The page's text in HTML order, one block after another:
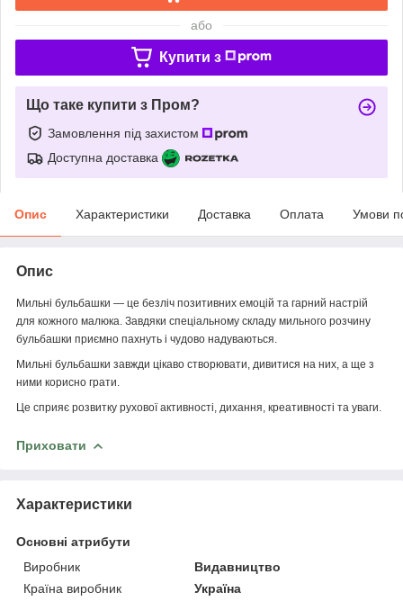
або
Купити з
Що таке купити з Пром?
Замовлення під захистом
Доступна доставка
Опис Характеристики Доставка Оплата Умови
Опис
Мильні бульбашки — це безліч позитивних емоцій та гарний настрій
для кожного малюка. Завдяки спеціальному складу мильного розчину
бульбашки приємно пахнуть і чудово надуваються.
Мильні бульбашки завжди цікаво створювати, дивитися на них, а ще з
ними корисно грати.
Це сприяє розвитку рухової активності, дихання, креативності та уваги.
Приховати
Характеристики
Основні атрибути
Виробник
Видавництво
Країна виробник
Україна